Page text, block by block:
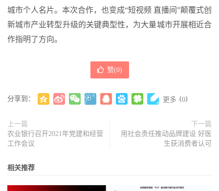
城市个人名片。本次合作，也变成“短视频 直播间”颠覆式创
新城市产业转型升级的关键典型性，为大量城市开展相近合
作指明了方向。
赞(0)
分享到： 更多 (0)
上一篇
农业银行召开2021年党建和经营
工作会议
下一篇
用社会责任推动品牌建设 好医
生获消费者认可
相关推荐